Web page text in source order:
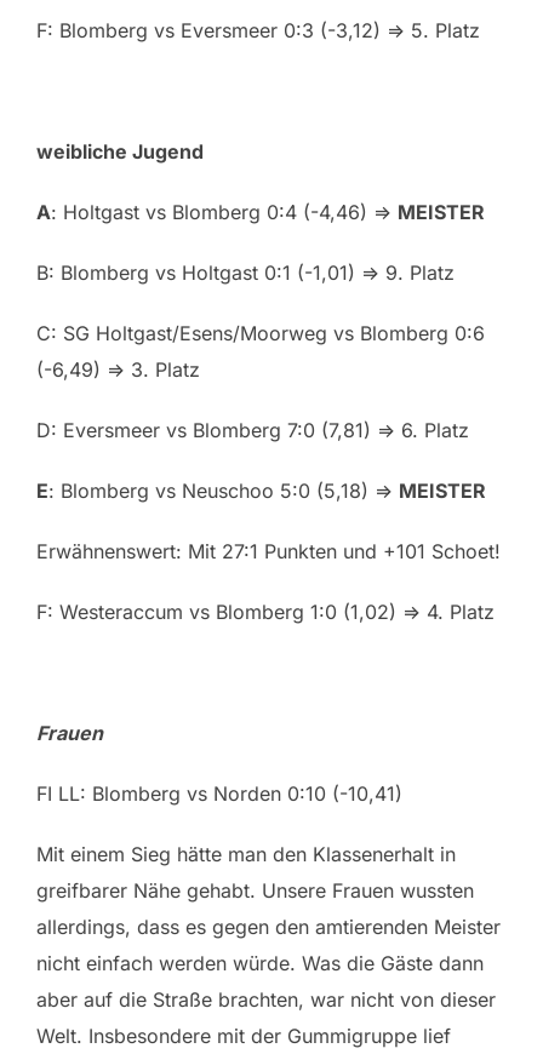
F: Blomberg vs Eversmeer 0:3 (-3,12) => 5. Platz
weibliche Jugend
A: Holtgast vs Blomberg 0:4 (-4,46) => MEISTER
B: Blomberg vs Holtgast 0:1 (-1,01) => 9. Platz
C: SG Holtgast/Esens/Moorweg vs Blomberg 0:6
(-6,49) => 3. Platz
D: Eversmeer vs Blomberg 7:0 (7,81) => 6. Platz
E: Blomberg vs Neuschoo 5:0 (5,18) => MEISTER
Erwähnenswert: Mit 27:1 Punkten und +101 Schoet!
F: Westeraccum vs Blomberg 1:0 (1,02) => 4. Platz
Frauen
FI LL: Blomberg vs Norden 0:10 (-10,41)
Mit einem Sieg hätte man den Klassenerhalt in
greifbarer Nähe gehabt. Unsere Frauen wussten
allerdings, dass es gegen den amtierenden Meister
nicht einfach werden würde. Was die Gäste dann
aber auf die Straße brachten, war nicht von dieser
Welt. Insbesondere mit der Gummigruppe lief